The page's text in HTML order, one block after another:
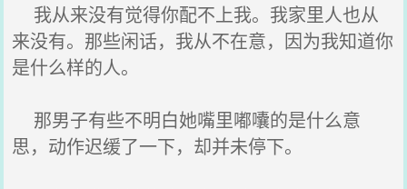
我从来没有觉得你配不上我。我家里人也从
来没有。那些闲话，我从不在意，因为我知道你
是什么样的人。
那男子有些不明白她嘴里嘟囔的是什么意
思，动作迟缓了一下，却并未停下。